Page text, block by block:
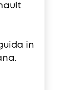
in